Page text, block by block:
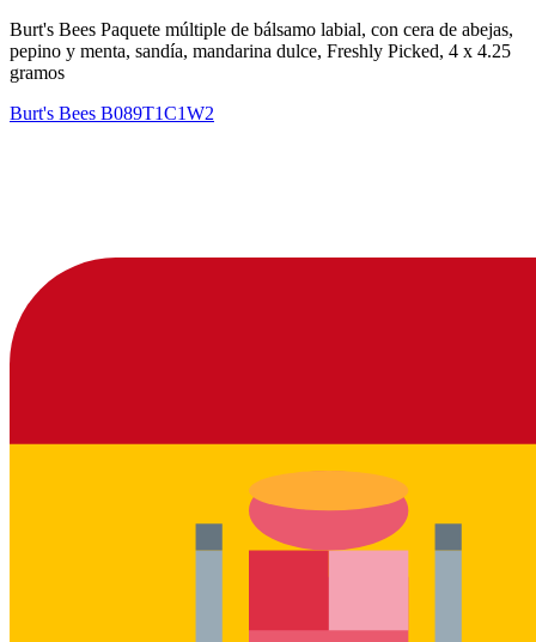
Burt's Bees Paquete múltiple de bálsamo labial, con cera de abejas,
pepino y menta, sandía, mandarina dulce, Freshly Picked, 4 x 4.25
gramos
Burt's Bees B089T1C1W2